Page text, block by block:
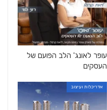
עופר לאונג' הלב הפועם של
העסקים
אדריכלות ועיצוב